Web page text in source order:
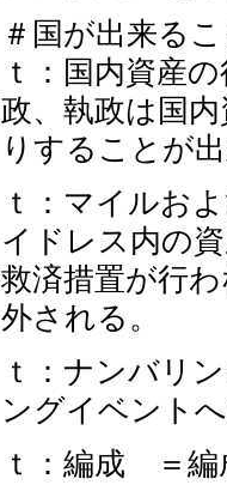
＃国が出来るこ
ｔ：国内資産
政、執政は国
りすることが出
ｔ：マイルお
イドレス内の
救済措置が行
外される。
ｔ：ナンバリ
ングイベント
ｔ：編成 ＝編